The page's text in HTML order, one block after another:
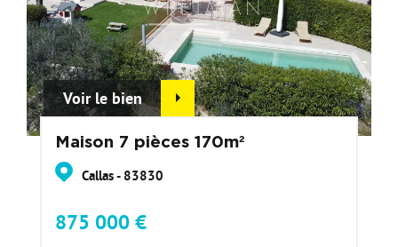
Voir le bien
Maison 7 pièces 170m²
Callas - 83830
875 000 €